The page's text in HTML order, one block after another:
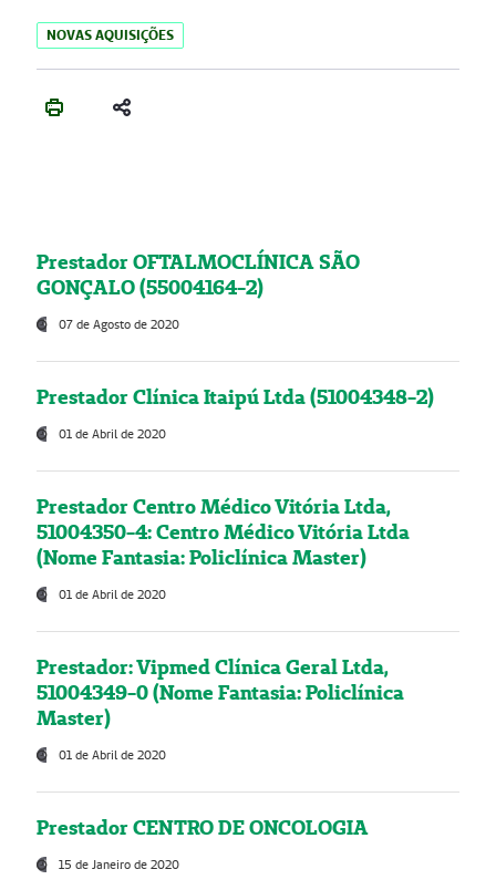
NOVAS AQUISIÇÕES
Prestador OFTALMOCLÍNICA SÃO
GONÇALO (55004164-2)
07 de Agosto de 2020
Prestador Clínica Itaipú Ltda (51004348-2)
01 de Abril de 2020
Prestador Centro Médico Vitória Ltda,
51004350-4: Centro Médico Vitória Ltda
(Nome Fantasia: Policlínica Master)
01 de Abril de 2020
Prestador: Vipmed Clínica Geral Ltda,
51004349-0 (Nome Fantasia: Policlínica
Master)
01 de Abril de 2020
Prestador CENTRO DE ONCOLOGIA
15 de Janeiro de 2020